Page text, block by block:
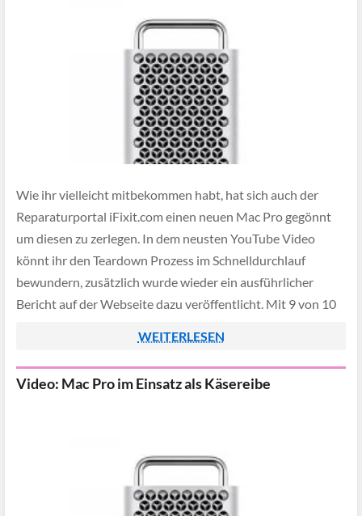
Wie ihr vielleicht mitbekommen habt, hat sich auch der
Reparaturportal iFixit.com einen neuen Mac Pro gegönnt
um diesen zu zerlegen. In dem neusten YouTube Video
könnt ihr den Teardown Prozess im Schnelldurchlauf
bewundern, zusätzlich wurde wieder ein ausführlicher
Bericht auf der Webseite dazu veröffentlicht. Mit 9 von 10
WEITERLESEN
Video: Mac Pro im Einsatz als Käsereibe